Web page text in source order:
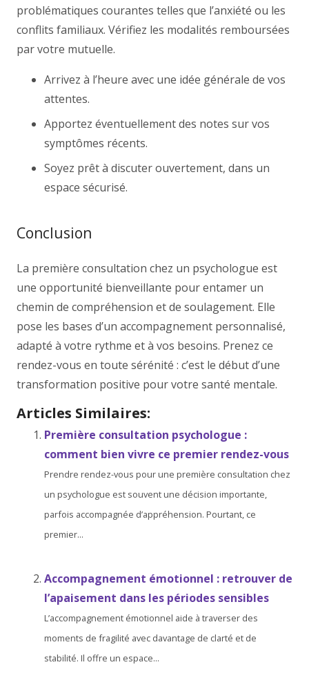
problématiques courantes telles que l’anxiété ou les
conflits familiaux. Vérifiez les modalités remboursées
par votre mutuelle.
Arrivez à l’heure avec une idée générale de vos
attentes.
Apportez éventuellement des notes sur vos
symptômes récents.
Soyez prêt à discuter ouvertement, dans un
espace sécurisé.
Conclusion
La première consultation chez un psychologue est
une opportunité bienveillante pour entamer un
chemin de compréhension et de soulagement. Elle
pose les bases d’un accompagnement personnalisé,
adapté à votre rythme et à vos besoins. Prenez ce
rendez-vous en toute sérénité : c’est le début d’une
transformation positive pour votre santé mentale.
Articles Similaires:
Première consultation psychologue :
comment bien vivre ce premier rendez-vous
Prendre rendez-vous pour une première consultation chez
un psychologue est souvent une décision importante,
parfois accompagnée d’appréhension. Pourtant, ce
premier...
Accompagnement émotionnel : retrouver de
l’apaisement dans les périodes sensibles
L’accompagnement émotionnel aide à traverser des
moments de fragilité avec davantage de clarté et de
stabilité. Il offre un espace...